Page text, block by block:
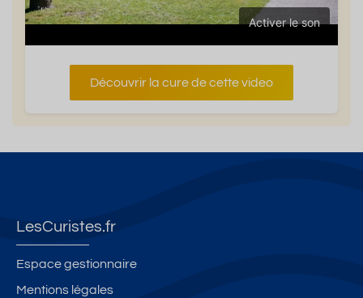
Activer le son
Découvrir la cure de cette video
LesCuristes.fr
Espace gestionnaire
Mentions légales